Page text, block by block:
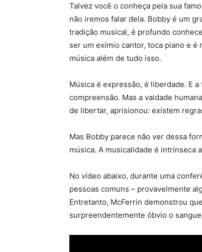
Talvez você o conheça pela sua
não iremos falar dela. Bobby é um
tradição musical, é profundo
ser um exímio cantor, toca piano e é
música além de tudo isso.
Música é expressão, é liberdade. E
compreensão. Mas a vaidade
de libertar, aprisionou: existem
Mas Bobby parece não ver dessa
música. A musicalidade é intrínseca
No vídeo abaixo, durante uma
pessoas comuns – provavelmente
Entretanto, McFerrin demonstrou
surpreendentemente óbvio o